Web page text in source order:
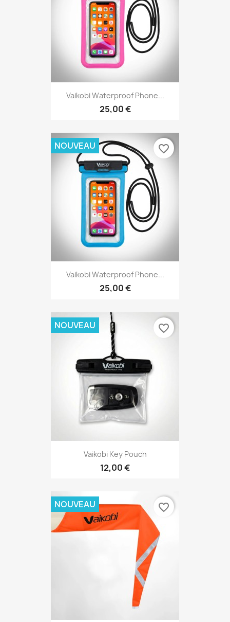
Vaikobi Waterproof Phone...
25,00 €
Vaikobi Waterproof Phone...
25,00 €
NOUVEAU favorite_border
Vaikobi Key Pouch
12,00 €
NOUVEAU favorite_border
NOUVEAU favorite_border